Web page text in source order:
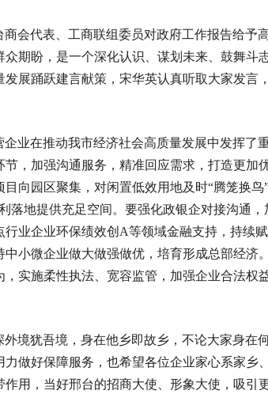
商会代表、工商联组委员对政府工作报告给予
期盼，是一个深化认识、谋划未来、鼓舞斗
发展踊跃建言献策，宋华英认真听取大家发言
企业在推动我市经济社会高质量发展中发挥了
节，加强沟通服务，精准回应需求，打造更加
向园区聚集，对闲置低效用地及时“腾笼换鸟
落地提供充足空间。要强化政银企对接沟通
行业企业环保绩效创A等领域金融支持，持续
中小微企业做大做强做优，培育形成总部经济
，实施柔性执法、宽容监管，加强企业合法权
外境犹吾境，身在他乡即故乡，不论大家身在
力做好保障服务，也希望各位企业家心系家乡
作用，当好邢台的招商大使、形象大使，吸引